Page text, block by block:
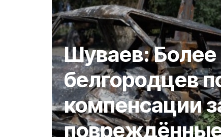
Шуваев:
белгородцев
компенсации